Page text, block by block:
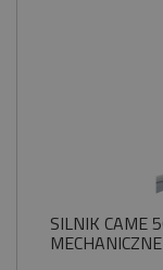
SILNIK CAME